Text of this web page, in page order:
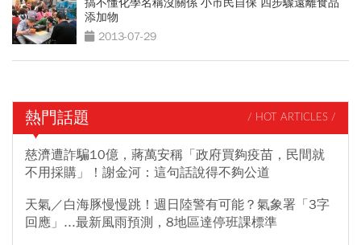
添加物
2013-07-29
熱門話題 / HOT ARTICLES /
慈濟遭詐騙10億，蔣萬安稱「政府買夠疫苗，民間就
不用採購」！謝金河：這句話說得不夠公道
天氣／白海豚慢慢跳！週日陸警有可能？氣象署「3字
回應」...最新風雨預測，8地區達停班課標準